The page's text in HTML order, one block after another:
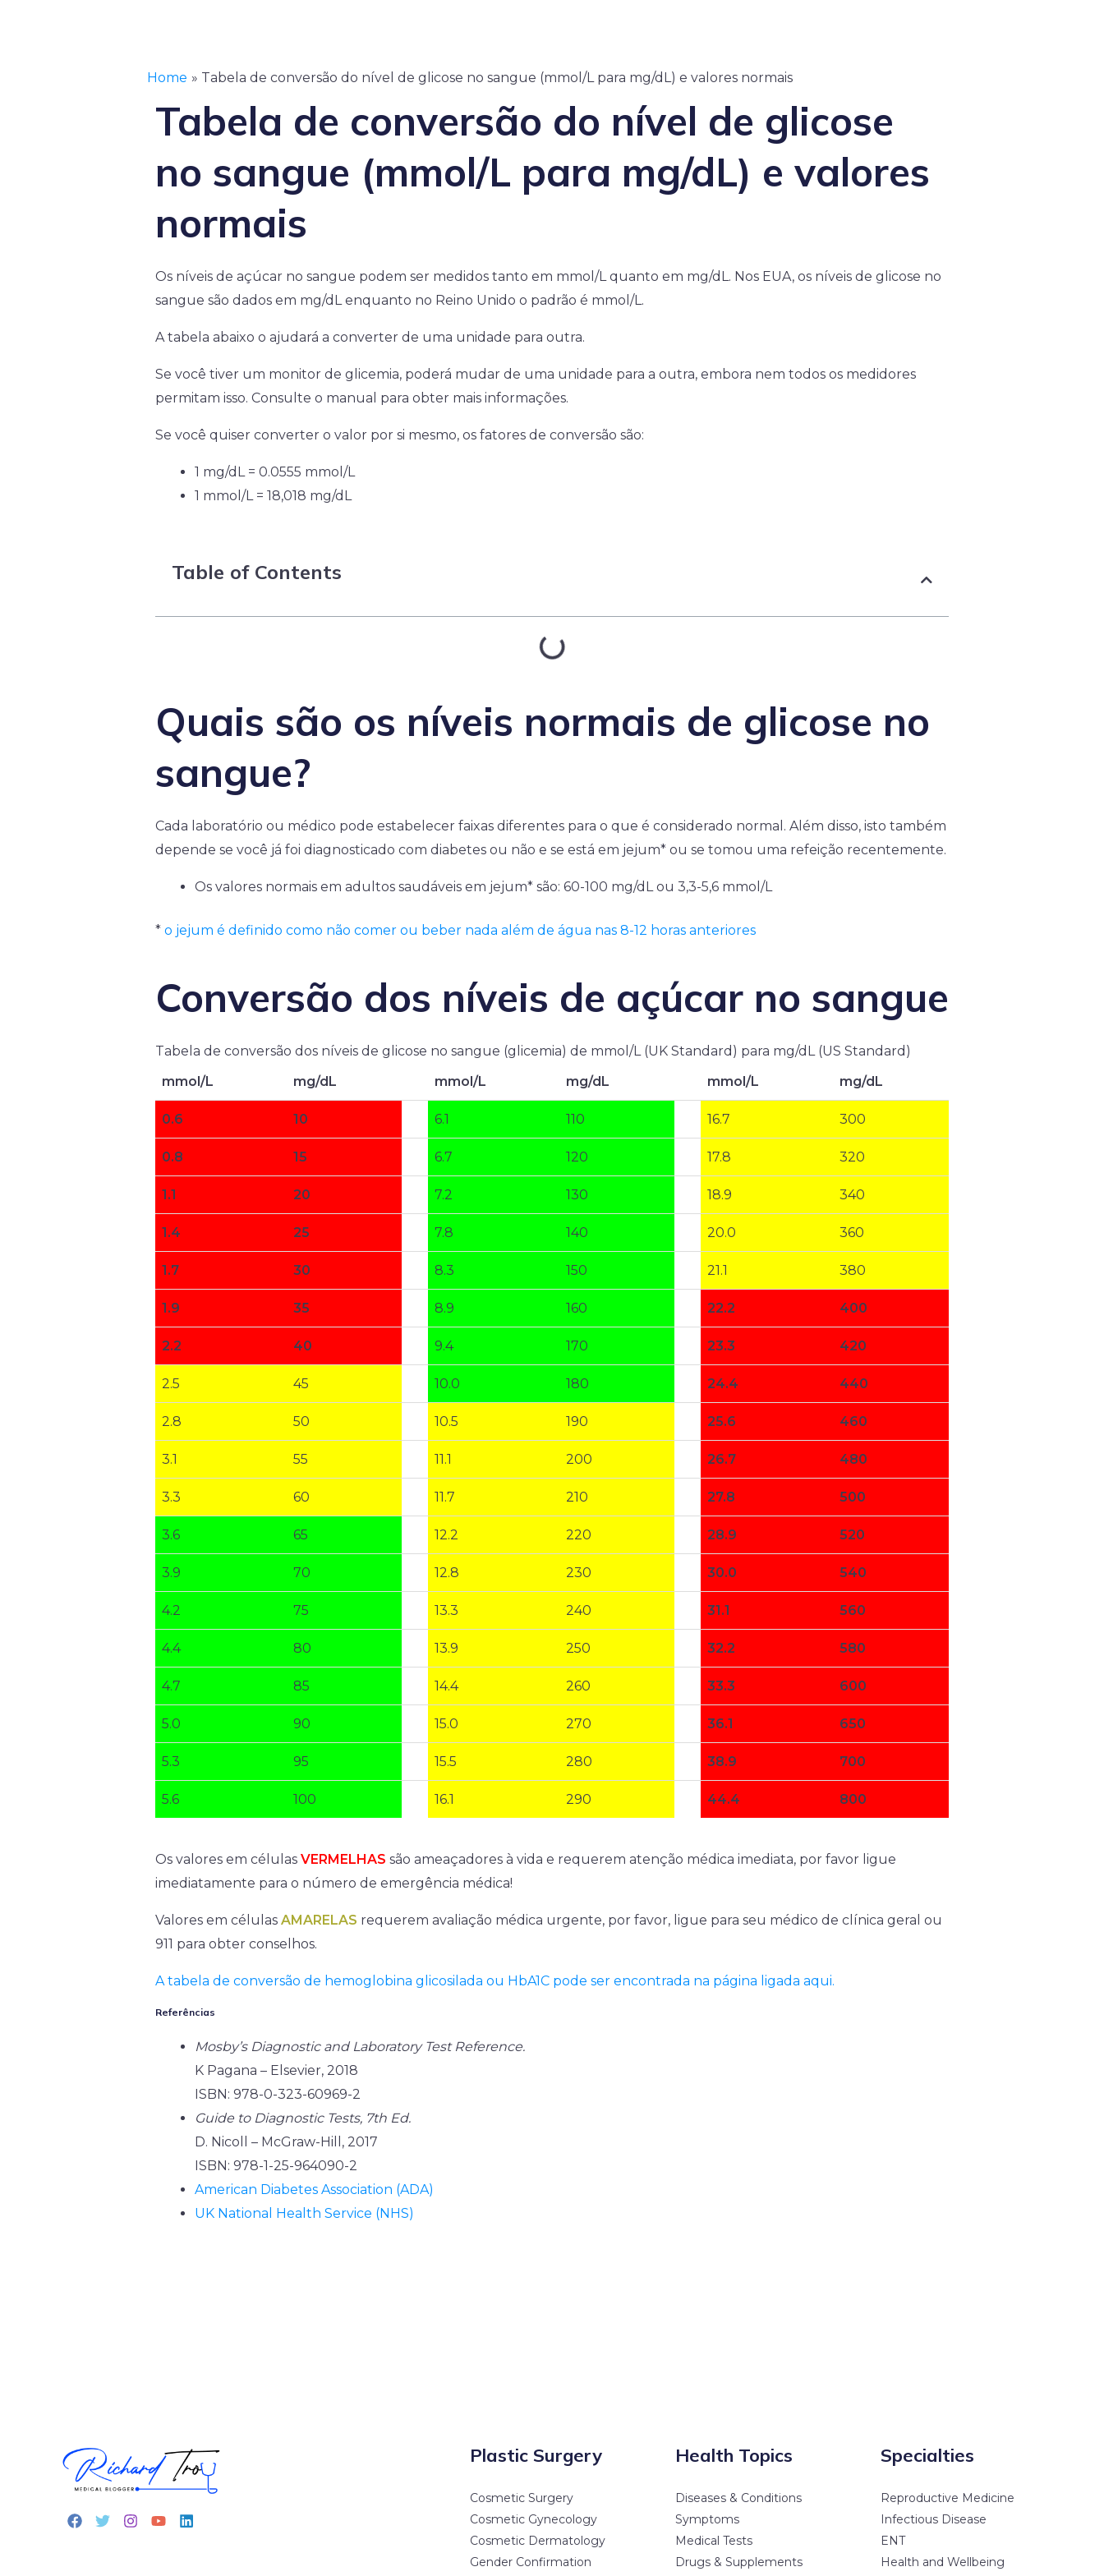
Home Tabela de conversão do nível de glicose no sangue (mmol/L para mg/dL) e valores normais
Tabela de conversão do nível de glicose
no sangue (mmol/L para mg/dL) e valores
normais
Os níveis de açúcar no sangue podem ser medidos tanto em mmol/L quanto em mg/dL. Nos EUA, os níveis de glicose no
sangue são dados em mg/dL enquanto no Reino Unido o padrão é mmol/L.
A tabela abaixo o ajudará a converter de uma unidade para outra.
Se você tiver um monitor de glicemia, poderá mudar de uma unidade para a outra, embora nem todos os medidores
permitam isso. Consulte o manual para obter mais informações.
Se você quiser converter o valor por si mesmo, os fatores de conversão são:
1 mg/dL = 0.0555 mmol/L
1 mmol/L = 18,018 mg/dL
Table of Contents
Quais são os níveis normais de glicose no
sangue?
Cada laboratório ou médico pode estabelecer faixas diferentes para o que é considerado normal. Além disso, isto também
depende se você já foi diagnosticado com diabetes ou não e se está em jejum* ou se tomou uma refeição recentemente.
Os valores normais em adultos saudáveis em jejum* são: 60-100 mg/dL ou 3,3-5,6 mmol/L
* o jejum é definido como não comer ou beber nada além de água nas 8-12 horas anteriores
Conversão dos níveis de açúcar no sangue
Tabela de conversão dos níveis de glicose no sangue (glicemia) de mmol/L (UK Standard) para mg/dL (US Standard)
mmol/L
mg/dL mmol/L mg/dL mmol/L mg/dL
0.6 10 6.1 110 16.7 300
0.8 15 6.7 120 17.8 320
1.1 20 7.2 130 18.9 340
1.4 25 7.8 140 20.0 360
1.7 30 8.3 150 21.1 380
1.9 35 8.9 160 22.2 400
2.2 40 9.4 170 23.3 420
2.5 45 10.0 180 24.4 440
2.8 50 10.5 190 25.6 460
3.1 55 11.1 200 26.7 480
3.3 60 11.7 210 27.8 500
3.6 65 12.2 220 28.9 520
3.9 70 12.8 230 30.0 540
4.2 75 13.3 240 31.1 560
4.4 80 13.9 250 32.2 580
4.7 85 14.4 260 33.3 600
5.0 90 15.0 270 36.1 650
5.3 95 15.5 280 38.9 700
5.6 100 16.1 290 44.4 800
Os valores em células VERMELHAS são ameaçadores à vida e requerem atenção médica imediata, por favor ligue
imediatamente para o número de emergência médica!
Valores em células AMARELAS requerem avaliação médica urgente, por favor, ligue para seu médico de clínica geral ou
911 para obter conselhos.
A tabela de conversão de hemoglobina glicosilada ou HbA1C pode ser encontrada na página ligada aqui.
Referências
Mosby’s Diagnostic and Laboratory Test Reference.
K Pagana – Elsevier, 2018
ISBN: 978-0-323-60969-2
Guide to Diagnostic Tests, 7th Ed.
D. Nicoll – McGraw-Hill, 2017
ISBN: 978-1-25-964090-2
American Diabetes Association (ADA)
UK National Health Service (NHS)
Plastic Surgery
Cosmetic Surgery
Cosmetic Gynecology
Cosmetic Dermatology
Gender Confirmation
Health Topics
Diseases & Conditions
Symptoms
Medical Tests
Drugs & Supplements
Specialties
Reproductive Medicine
Infectious Disease
ENT
Health and Wellbeing